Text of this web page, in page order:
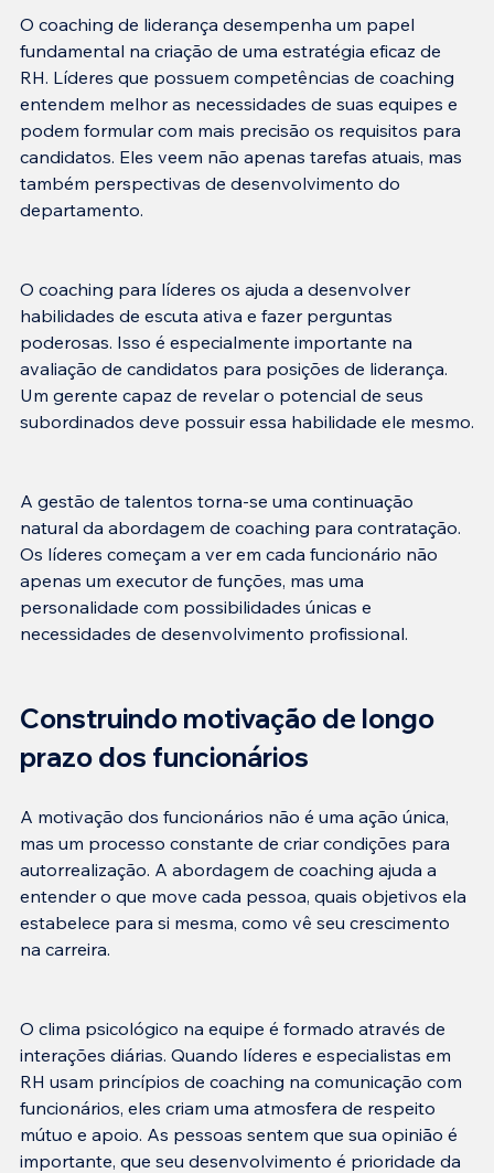
O coaching de liderança desempenha um papel
fundamental na criação de uma estratégia eficaz de
RH. Líderes que possuem competências de coaching
entendem melhor as necessidades de suas equipes e
podem formular com mais precisão os requisitos para
candidatos. Eles veem não apenas tarefas atuais, mas
também perspectivas de desenvolvimento do
O coaching para líderes os ajuda a desenvolver
habilidades de escuta ativa e fazer perguntas
poderosas. Isso é especialmente importante na
avaliação de candidatos para posições de liderança.
Um gerente capaz de revelar o potencial de seus
A gestão de talentos torna-se uma continuação
natural da abordagem de coaching para contratação.
Os líderes começam a ver em cada funcionário não
apenas um executor de funções, mas uma
personalidade com possibilidades únicas e
Construindo motivação de longo
prazo dos funcionários
A motivação dos funcionários não é uma ação única,
mas um processo constante de criar condições para
autorrealização. A abordagem de coaching ajuda a
entender o que move cada pessoa, quais objetivos ela
estabelece para si mesma, como vê seu crescimento
O clima psicológico na equipe é formado através de
interações diárias. Quando líderes e especialistas em
RH usam princípios de coaching na comunicação com
funcionários, eles criam uma atmosfera de respeito
mútuo e apoio. As pessoas sentem que sua opinião é
importante, que seu desenvolvimento é prioridade da